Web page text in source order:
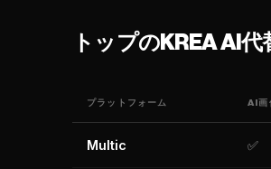
トップのKREA AI代
プラットフォーム AI画
Multic ✅